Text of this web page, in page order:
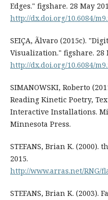
Edges." figshare. 28 May
http://dx.doi.org/10.6084/
SEIÇA, Ãlvaro (2015c).
Visualization." figshare. 28
http://dx.doi.org/10.6084/
SIMANOWSKI, Roberto
Reading Kinetic Poetry,
Interactive Installations.
Minnesota Press.
STEFANS, Brian K. (2000).
2015.
http://www.arras.net/
STEFANS, Brian K. (2003).